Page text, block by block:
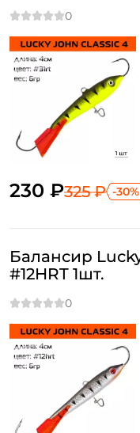
230 ₽325 ₽ -30%
Балансир
#12HRT 1шт.